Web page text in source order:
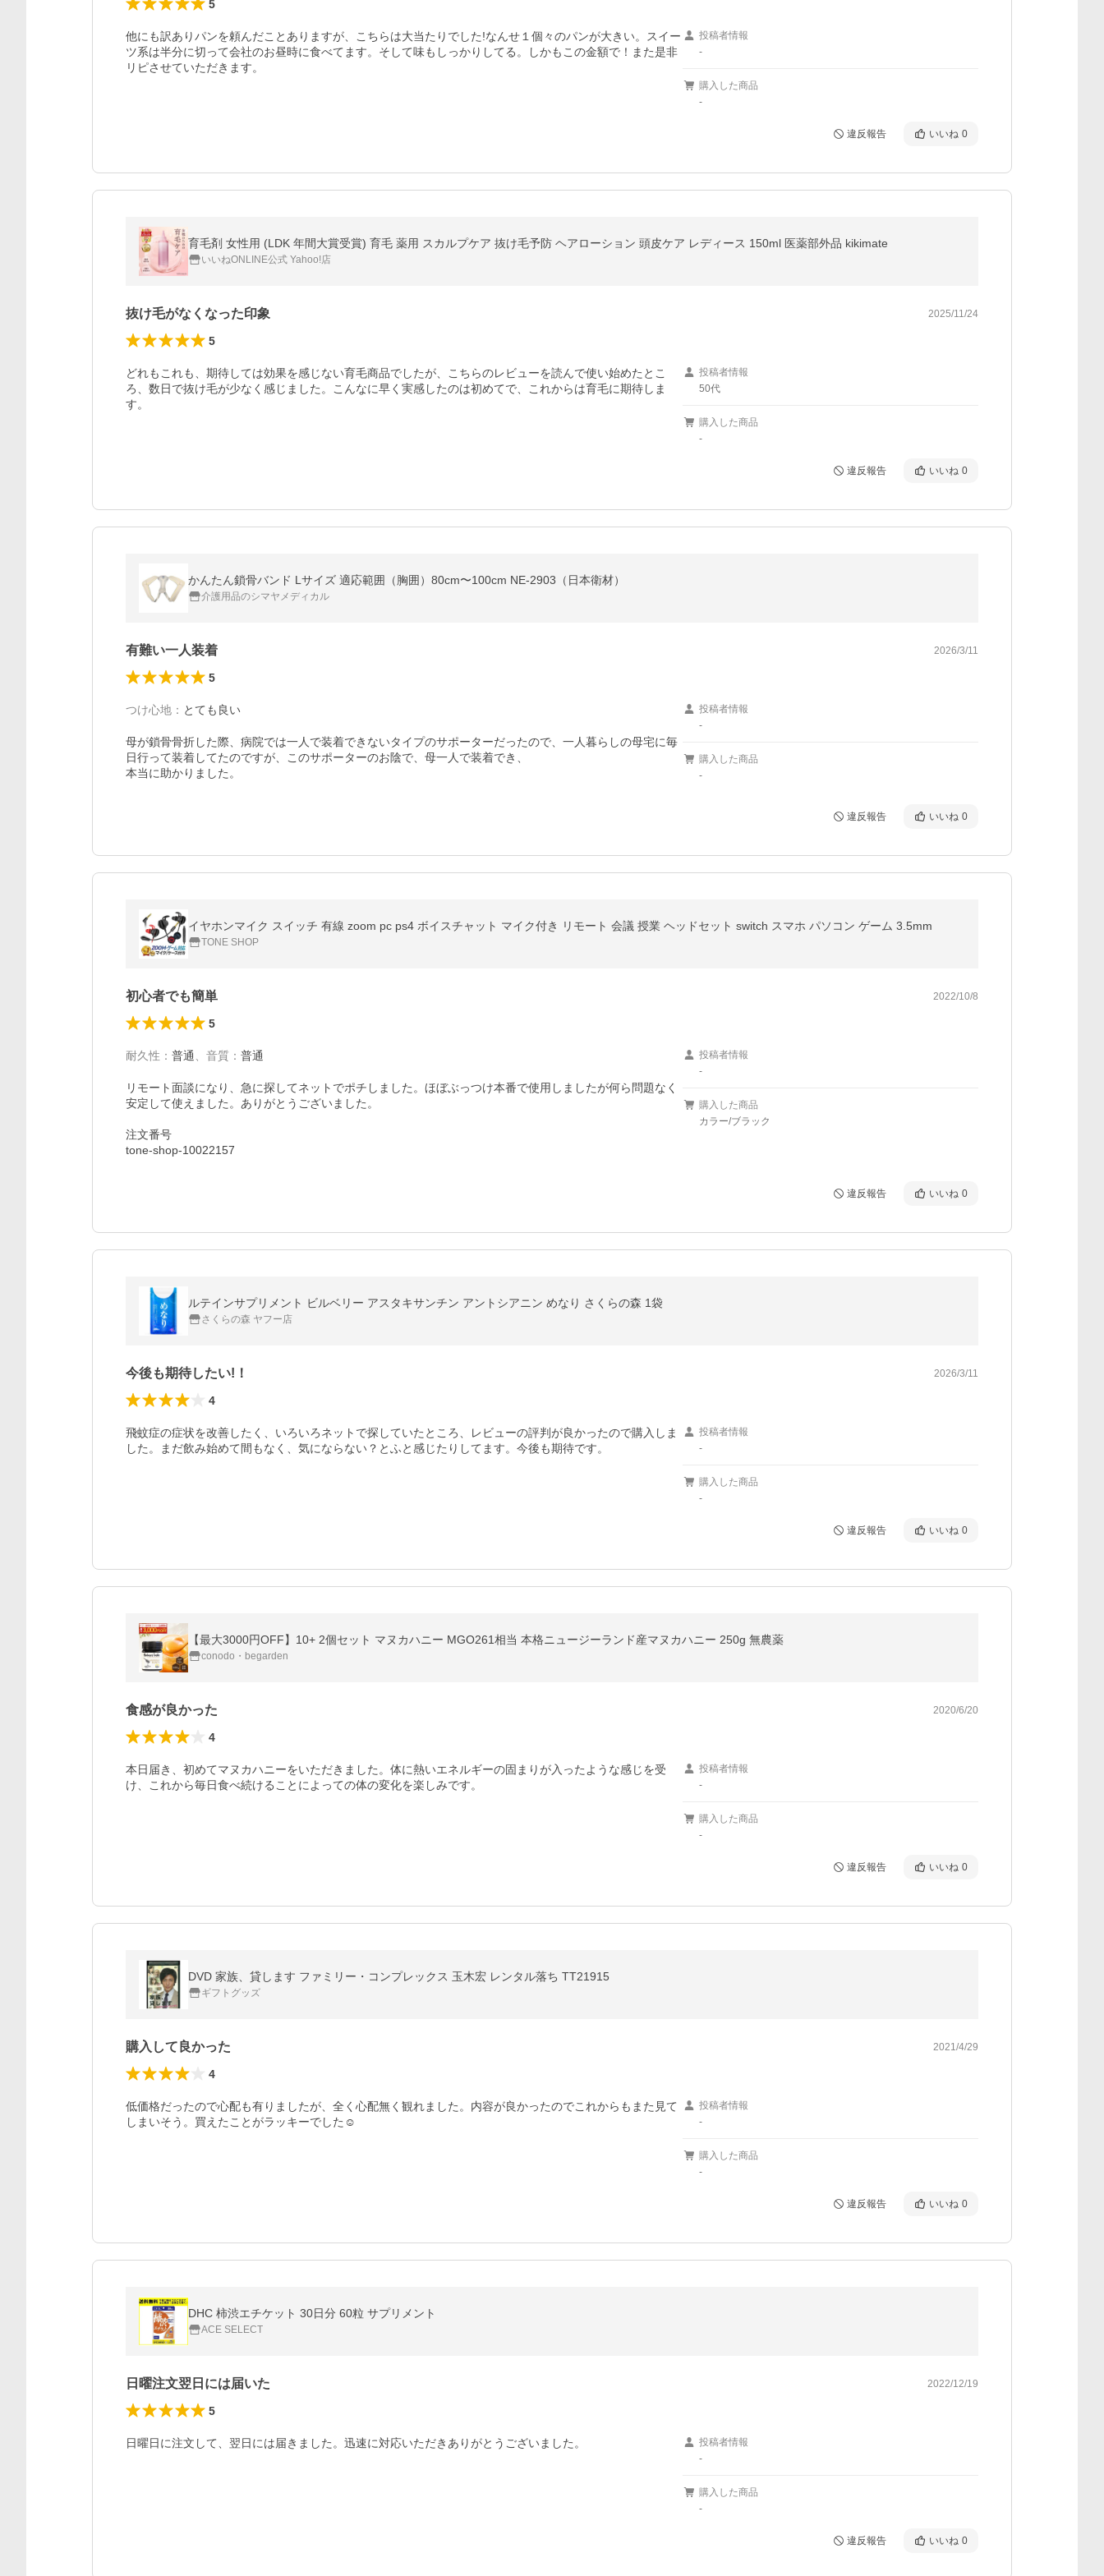
5
他にも訳ありパンを頼んだことありますが、こちらは大当たりでした!なんせ１個々のパンが大きい。スイー
ツ系は半分に切って会社のお昼時に食べてます。そして味もしっかりしてる。しかもこの金額で！また是非
リピさせていただきます。
投稿者情報
-
購入した商品
-
違反報告 いいね 0
育毛剤 女性用 (LDK 年間大賞受賞) 育毛 薬用 スカルプケア 抜け毛予防 ヘアローション 頭皮ケア レディース 150ml 医薬部外品 kikimate
いいねONLINE公式 Yahoo!店
抜け毛がなくなった印象 2025/11/24
5
どれもこれも、期待しては効果を感じない育毛商品でしたが、こちらのレビューを読んで使い始めたとこ
ろ、数日で抜け毛が少なく感じました。こんなに早く実感したのは初めてで、これからは育毛に期待しま
す。
投稿者情報
50代
購入した商品
-
違反報告 いいね 0
かんたん鎖骨バンド Lサイズ 適応範囲（胸囲）80cm〜100cm NE-2903（日本衛材）
介護用品のシマヤメディカル
有難い一人装着 2026/3/11
5
つけ心地 ： とても良い
母が鎖骨骨折した際、病院では一人で装着できないタイプのサポーターだったので、一人暮らしの母宅に毎
日行って装着してたのですが、このサポーターのお陰で、母一人で装着でき、
本当に助かりました。
投稿者情報
-
購入した商品
-
違反報告 いいね 0
イヤホンマイク スイッチ 有線 zoom pc ps4 ボイスチャット マイク付き リモート 会議 授業 ヘッドセット switch スマホ パソコン ゲーム 3.5mm
TONE SHOP
初心者でも簡単 2022/10/8
5
耐久性 ： 普通 音質 ： 普通
リモート面談になり、急に探してネットでポチしました。ほぼぶっつけ本番で使用しましたが何ら問題なく
安定して使えました。ありがとうございました。
注文番号
tone-shop-10022157
投稿者情報
-
購入した商品
カラー/ブラック
違反報告 いいね 0
ルテインサプリメント ビルベリー アスタキサンチン アントシアニン めなり さくらの森 1袋
さくらの森 ヤフー店
今後も期待したい!！ 2026/3/11
4
飛蚊症の症状を改善したく、いろいろネットで探していたところ、レビューの評判が良かったので購入しま
した。まだ飲み始めて間もなく、気にならない？とふと感じたりしてます。今後も期待です。
投稿者情報
-
購入した商品
-
違反報告 いいね 0
【最大3000円OFF】10+ 2個セット マヌカハニー MGO261相当 本格ニュージーランド産マヌカハニー 250g 無農薬
conodo・begarden
食感が良かった 2020/6/20
4
本日届き、初めてマヌカハニーをいただきました。体に熱いエネルギーの固まりが入ったような感じを受
け、これから毎日食べ続けることによっての体の変化を楽しみです。
投稿者情報
-
購入した商品
-
違反報告 いいね 0
DVD 家族、貸します ファミリー・コンプレックス 玉木宏 レンタル落ち TT21915
ギフトグッズ
購入して良かった 2021/4/29
4
低価格だったので心配も有りましたが、全く心配無く観れました。内容が良かったのでこれからもまた見て
しまいそう。買えたことがラッキーでした☺️
投稿者情報
-
購入した商品
-
違反報告 いいね 0
DHC 柿渋エチケット 30日分 60粒 サプリメント
ACE SELECT
日曜注文翌日には届いた 2022/12/19
5
日曜日に注文して、翌日には届きました。迅速に対応いただきありがとうございました。
投稿者情報
-
購入した商品
-
違反報告 いいね 0